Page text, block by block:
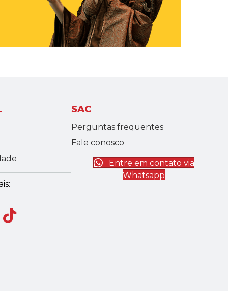
SAC
Perguntas frequentes
Fale conosco
Entre em contato via
Whatsapp